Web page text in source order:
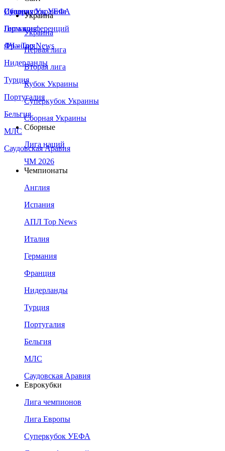
Сборная Украины
Италия
Германия
Франция
Нидерланды
Турция
Португалия
Бельгия
МЛС
Саудовская Аравия
Суперкубок УЕФА
Лига конференций
ЛЧ - Top News
Украина
Украина
Первая лига
Вторая лига
Кубок Украины
Суперкубок Украины
Сборная Украины
Сборные
Лига наций
ЧМ 2026
Чемпионаты
Англия
Испания
АПЛ Top News
Италия
Германия
Франция
Нидерланды
Турция
Португалия
Бельгия
МЛС
Саудовская Аравия
Еврокубки
Лига чемпионов
Лига Европы
Суперкубок УЕФА